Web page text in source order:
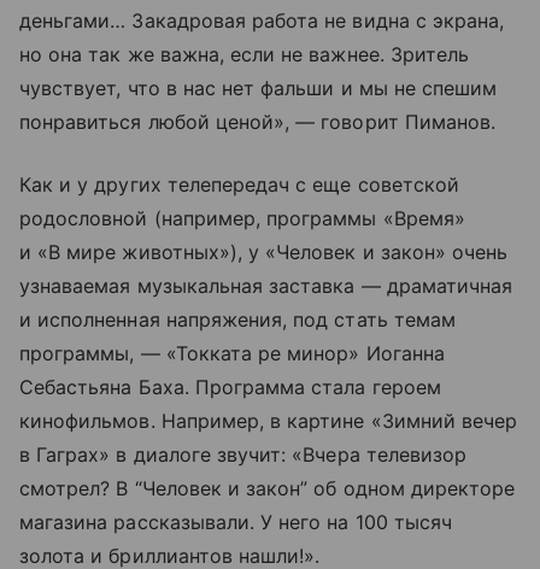
деньгами… Закадровая работа не видна с экрана,
но она так же важна, если не важнее. Зритель
чувствует, что в нас нет фальши и мы не спешим
понравиться любой ценой», — говорит Пиманов.
Как и у других телепередач с еще советской
родословной (например, программы «Время»
и «В мире животных»), у «Человек и закон» очень
узнаваемая музыкальная заставка — драматичная
и исполненная напряжения, под стать темам
программы, — «Токката ре минор» Иоганна
Себастьяна Баха. Программа стала героем
кинофильмов. Например, в картине «Зимний вечер
в Гаграх» в диалоге звучит: «Вчера телевизор
смотрел? В “Человек и закон” об одном директоре
магазина рассказывали. У него на 100 тысяч
золота и бриллиантов нашли!».